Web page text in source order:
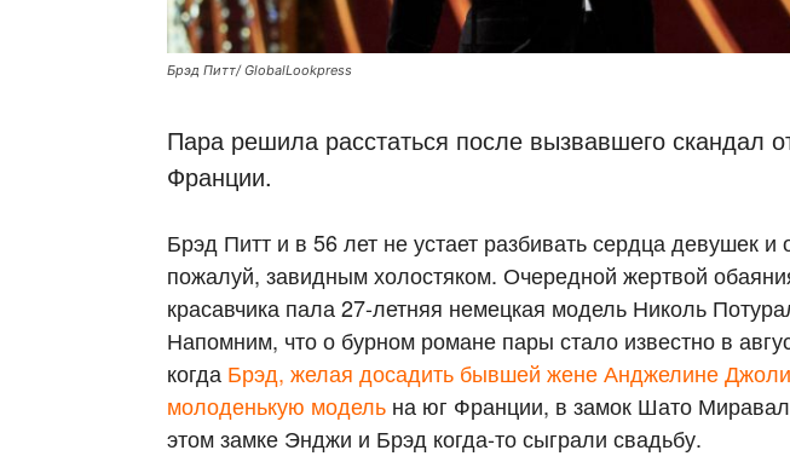
Брэд Питт/ GlobalLookpress
Пара решила расстаться после вызвавшего скандал
Франции.
Брэд Питт и в 56 лет не устает разбивать сердца девушек и
пожалуй, завидным холостяком. Очередной жертвой
красавчика пала 27-летняя немецкая модель Николь
Напомним, что о бурном романе пары стало известно в
когда Брэд, желая досадить бывшей жене Анджелине
молоденькую модель на юг Франции, в замок Шато
этом замке Энджи и Брэд когда-то сыграли свадьбу.